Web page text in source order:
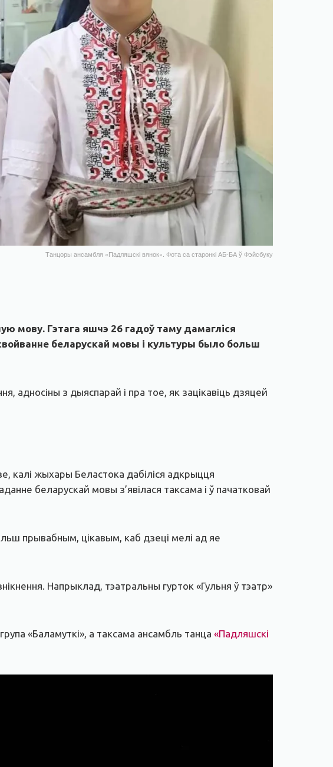
Танцоры ансамбля «Падляшскі вянок». Фота са старонкі АБ-БА ў Фэйсбуку
мову. Гэтага яшчэ 26 гадоў таму дамагліся
беларускай мовы і культуры было больш
адносіны з дыяспарай і пра тое, як зацікавіць дзяцей
калі жыхары Беластока дабіліся адкрыцця
беларускай мовы з’явілася таксама і ў пачатковай
прывабным, цікавым, каб дзеці мелі ад яе
Напрыклад, тэатральны гурток «Гульня ў тэатр»
«Баламуткі», а таксама ансамбль танца «Падляшскі